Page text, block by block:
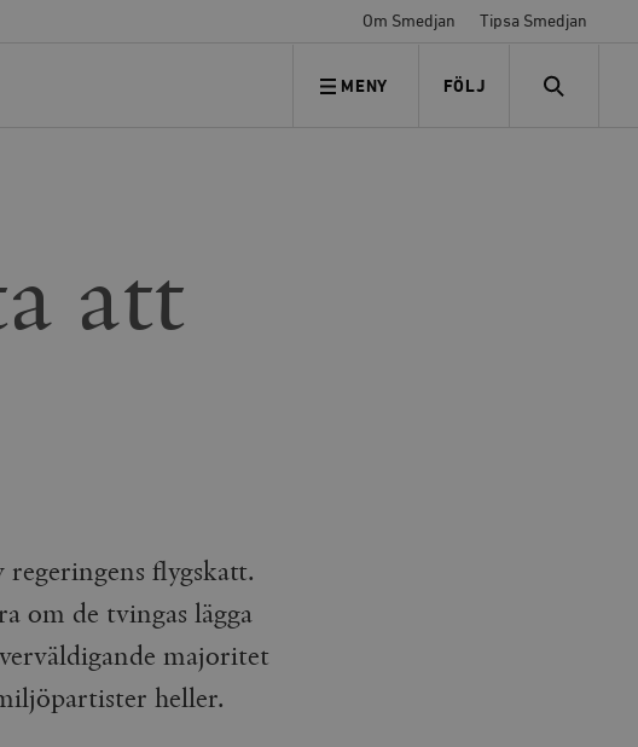
Om Smedjan Tipsa Smedjan
MENY FÖLJ
FÖLJ OSS SEARCH
att
regeringens flygskatt.
om de tvingas lägga
majoritet
heller.